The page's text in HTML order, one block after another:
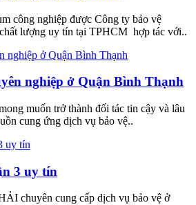
công nghiệp được Công ty bảo vệ
lượng uy tín tại TPHCM hợp tác với..
nghiệp ở Quận Bình Thạnh
muốn trở thành đối tác tin cậy và lâu
cung ứng dịch vụ bảo vệ..
3 uy tín
chuyên cung cấp dịch vụ bảo vệ ở